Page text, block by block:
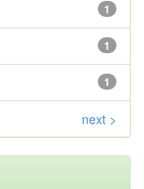
1
1
1
next >